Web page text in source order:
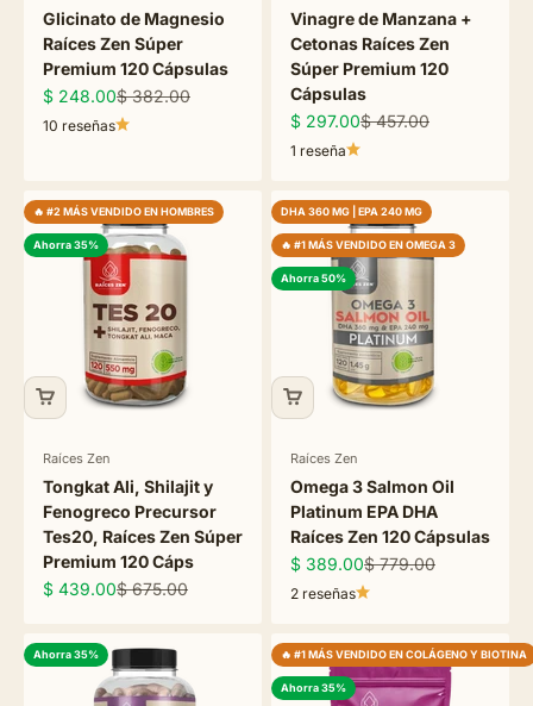
Glicinato de Magnesio
Raíces Zen Súper
Premium 120 Cápsulas
Precio de oferta
$ 248.00Precio normal
$ 382.00
10 reseñas
Vinagre de Manzana +
Cetonas Raíces Zen
Súper Premium 120
Cápsulas
Precio de oferta
$ 297.00Precio normal
$ 457.00
1 reseña
🔥 #2 MÁS VENDIDO EN HOMBRES
Ahorra 35%
Raíces Zen
Tongkat Ali, Shilajit y
Fenogreco Precursor
Tes20, Raíces Zen Súper
Premium 120 Cáps
Precio de oferta
$ 439.00Precio normal
$ 675.00
DHA 360 MG | EPA 240 MG
🔥 #1 MÁS VENDIDO EN OMEGA 3
Ahorra 50%
Raíces Zen
Omega 3 Salmon Oil
Platinum EPA DHA
Raíces Zen 120 Cápsulas
Precio de oferta
$ 389.00Precio normal
$ 779.00
2 reseñas
Ahorra 35% 🔥 #1 MÁS VENDIDO EN COLÁGENO Y BIOTINA
Ahorra 35%